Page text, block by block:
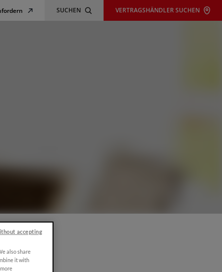
SUCHEN VERTRAGSHÄNDLER SUCHEN
also share
it with
accepting